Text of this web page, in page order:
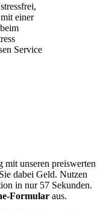
einer
Service
mit unseren preiswerten
dabei Geld. Nutzen
in nur 57 Sekunden.
Formular aus.